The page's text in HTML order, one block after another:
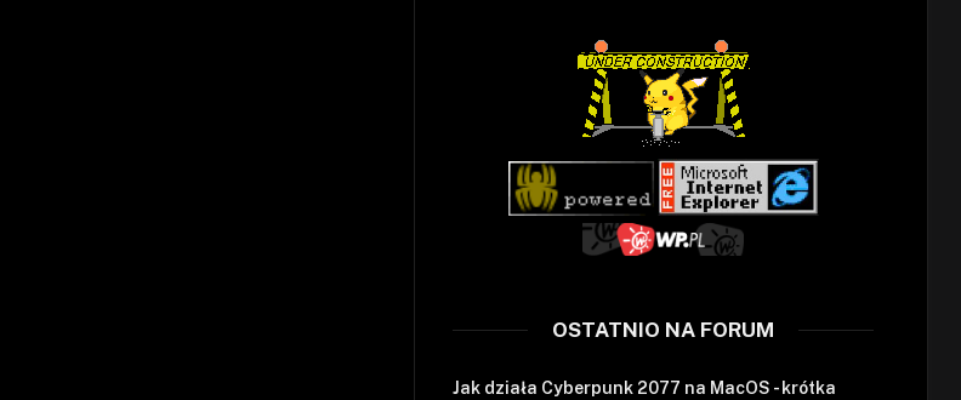
OSTATNIO NA FORUM
Jak działa Cyberpunk 2077 na MacOS - krótka